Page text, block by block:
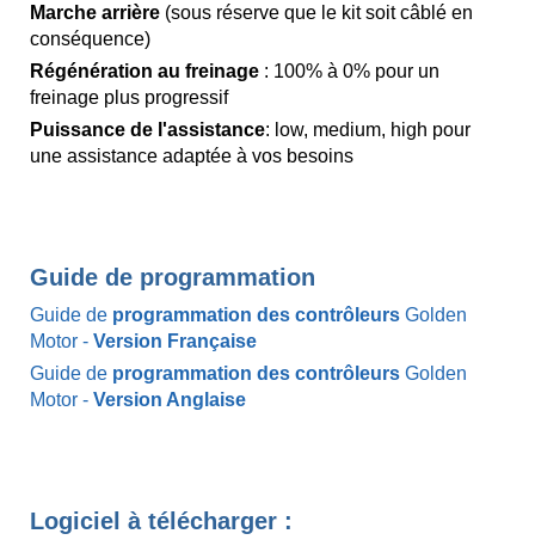
Marche arrière (sous réserve que le kit soit câblé en
conséquence)
Régénération au freinage : 100% à 0% pour un
freinage plus progressif
Puissance de l'assistance: low, medium, high pour
une assistance adaptée à vos besoins
Guide de programmation
Guide de programmation des contrôleurs Golden
Motor - Version Française
Guide de programmation des contrôleurs Golden
Motor - Version Anglaise
Logiciel à télécharger :